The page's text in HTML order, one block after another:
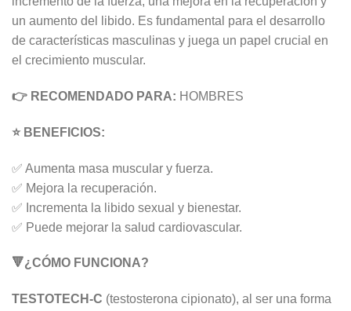
un aumento del libido. Es fundamental para el desarrollo
de características masculinas y juega un papel crucial en
el crecimiento muscular.
👉 RECOMENDADO PARA: HOMBRES
⭐ BENEFICIOS:
✅ Aumenta masa muscular y fuerza.
✅ Mejora la recuperación.
✅ Incrementa la libido sexual y bienestar.
✅ Puede mejorar la salud cardiovascular.
🔻¿CÓMO FUNCIONA?
TESTOTECH-C (testosterona cipionato), al ser una forma